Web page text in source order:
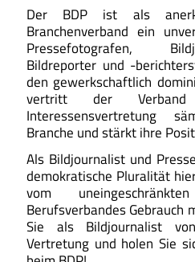
Der BDP ist als
Branchenverband ein
Pressefotografen,
Bildreporter und -
den gewerkschaftlich
vertritt der Verband
Interessensvertretung
Branche und stärkt ihre
Als Bildjournalist und
demokratische Pluralität
vom
Berufsverbandes Gebrauch
Sie als Bildjournalist
Vertretung und holen Sie